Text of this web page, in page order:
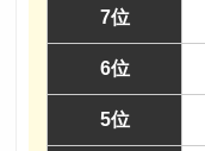
7位
6位
5位